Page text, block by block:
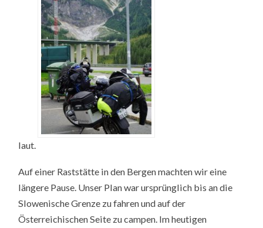
laut.
Auf einer Raststätte in den Bergen machten wir eine
längere Pause. Unser Plan war ursprünglich bis an die
Slowenische Grenze zu fahren und auf der
Österreichischen Seite zu campen. Im heutigen